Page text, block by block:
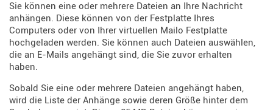
Sie können eine oder mehrere Dateien an Ihre Nachricht
anhängen. Diese können von der Festplatte Ihres
Computers oder von Ihrer virtuellen Mailo Festplatte
hochgeladen werden. Sie können auch Dateien auswählen,
die an E-Mails angehängt sind, die Sie zuvor erhalten
haben.
Sobald Sie eine oder mehrere Dateien angehängt haben,
wird die Liste der Anhänge sowie deren Größe hinter dem